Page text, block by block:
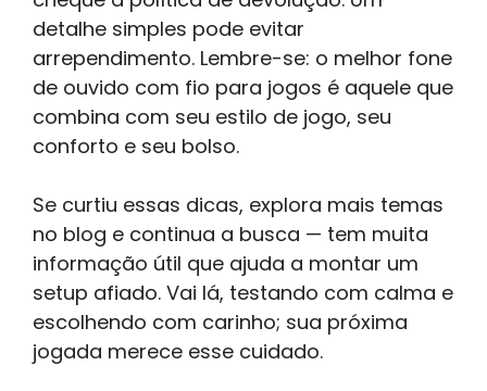
detalhe simples pode evitar
arrependimento. Lembre-se: o melhor fone
de ouvido com fio para jogos é aquele que
combina com seu estilo de jogo, seu
conforto e seu bolso.
Se curtiu essas dicas, explora mais temas
no blog e continua a busca — tem muita
informação útil que ajuda a montar um
setup afiado. Vai lá, testando com calma e
escolhendo com carinho; sua próxima
jogada merece esse cuidado.